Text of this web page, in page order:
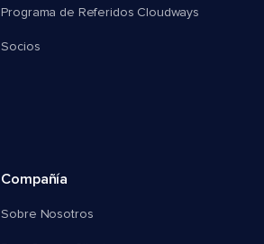
Programa de Referidos Cloudways
Socios
Compañía
Sobre Nosotros